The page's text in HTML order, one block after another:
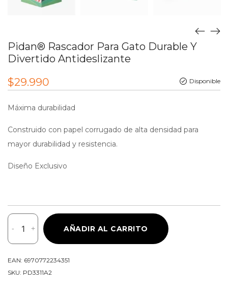
Pidan® Rascador Para Gato Durable Y
Divertido Antideslizante
Disponible
$29.990
Máxima durabilidad
Construido con papel corrugado de alta densidad para
mayor durabilidad y resistencia.
Diseño Exclusivo
-
Pidan®
Rascador
Para
+ AÑADIR AL CARRITO
EAN: 6970772234351
SKU: PD3311A2